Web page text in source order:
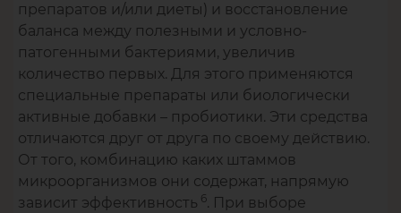
препаратов и/или диеты) и восстановление
баланса между полезными и условно-
патогенными бактериями, увеличив
количество первых. Для этого применяются
специальные препараты или биологически
активные добавки – пробиотики. Эти средства
отличаются друг от друга по своему действию.
От того, комбинацию каких штаммов
микроорганизмов они содержат, напрямую
зависит эффективность 6. При выборе